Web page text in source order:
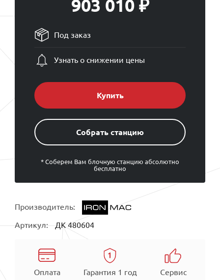
Производитель:
Артикул: ДК 480604
Оплата Гарантия 1 год Сервис
903 010 ₽
Под заказ
Узнать о снижении цены
Купить
Cобрать станцию
* Соберем Вам блочную станцию абсолютно
бесплатно